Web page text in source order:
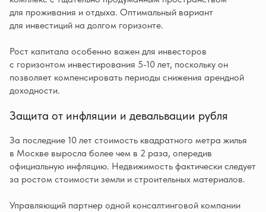
для проживания и отдыха. Оптимальный вариант
для инвестиций на долгом горизонте.
Рост капитала особенно важен для инвесторов
с горизонтом инвестирования 5-10 лет, поскольку он
позволяет компенсировать периоды снижения арендной
доходности.
Защита от инфляции и девальвации рубля
За последние 10 лет стоимость квадратного метра жилья
в Москве выросла более чем в 2 раза, опередив
официальную инфляцию. Недвижимость фактически следует
за ростом стоимости земли и строительных материалов.
Управляющий партнер одной консалтинговой компании